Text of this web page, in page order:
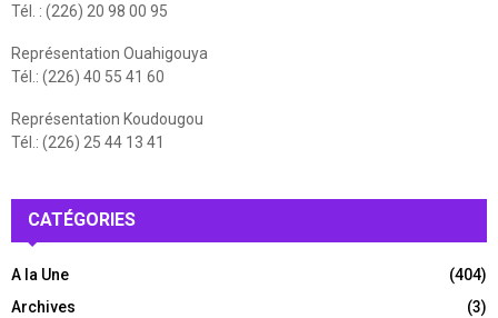
Tél. : (226) 20 98 00 95
Représentation Ouahigouya
Tél.: (226) 40 55 41 60
Représentation Koudougou
Tél.: (226) 25 44 13 41
CATÉGORIES
A la Une
(404)
Archives
(3)